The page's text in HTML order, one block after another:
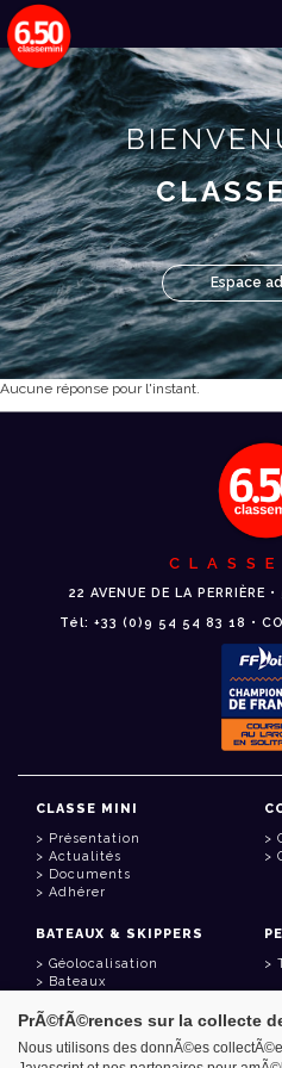
Espace
Aucune réponse pour l'instant.
22 AVENUE DE LA PERRIÈRE
Tél: +33 (0)9 54 54 83 18 •
CLASSE MINI
Présentation
Actualités
Documents
Adhérer
BATEAUX & SKIPPERS
Géolocalisation
Bateaux
LIENS UTILES
PrÃ©fÃ©rences sur la collecte
Nous utilisons des donnÃ©es